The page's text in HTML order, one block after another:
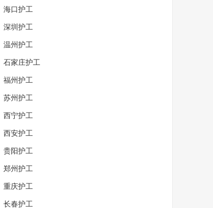
海口护工
深圳护工
温州护工
石家庄护工
福州护工
苏州护工
西宁护工
西安护工
贵阳护工
郑州护工
重庆护工
长春护工